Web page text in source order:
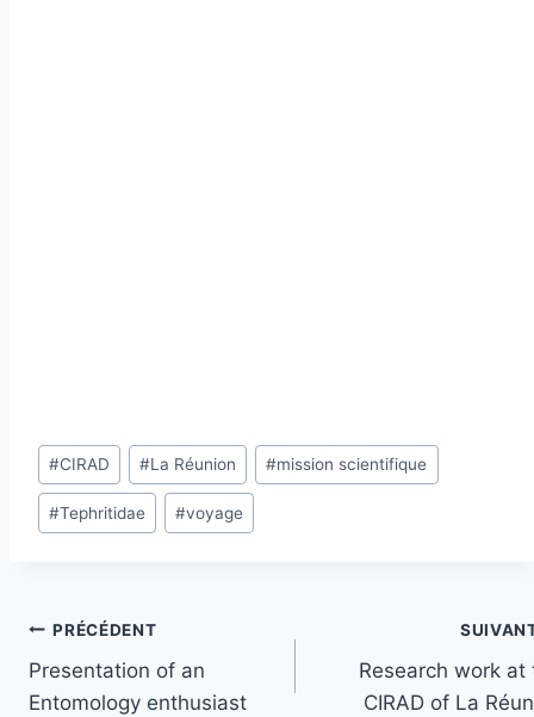
Étiquettes
de
la
#CIRAD #La Réunion #mission scientifique
#Tephritidae #voyage
Navigation
de
PRÉCÉDENT
Presentation of an
Entomology enthusiast
Research work at
CIRAD of La